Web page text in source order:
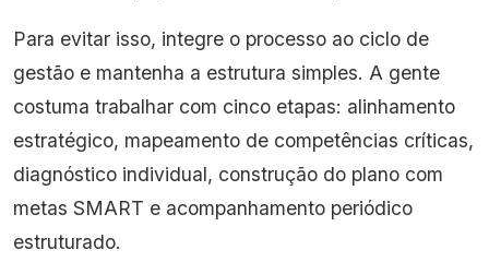
Para evitar isso, integre o processo ao ciclo de
gestão e mantenha a estrutura simples. A gente
costuma trabalhar com cinco etapas: alinhamento
estratégico, mapeamento de competências críticas,
diagnóstico individual, construção do plano com
metas SMART e acompanhamento periódico
estruturado.